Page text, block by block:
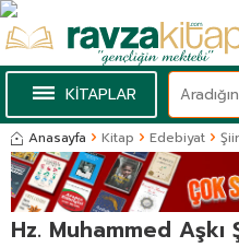
KİTAPLAR
Anasayfa Kitap Edebiyat
Hz. Muhammed Aşkı